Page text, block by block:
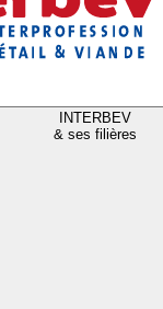
INTERBEV
& ses filières